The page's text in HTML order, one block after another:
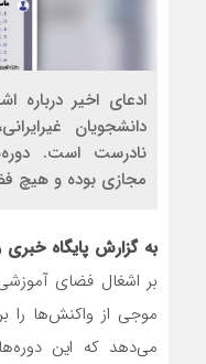
ادعای اخیر
دانشجویان
نادرست است.
مجازی بوده و هیچ
به گزارش پایگاه
بر اشغال فضای
موجی از واکنش‌ها را
می‌دهد که این